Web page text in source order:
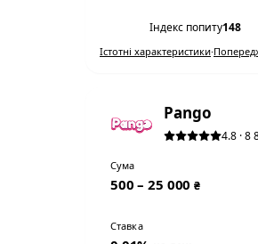
Індекс попиту148
Істотні характеристики·
Pango
4.8 · 8
Сума
500 – 25 000₴
Ставка